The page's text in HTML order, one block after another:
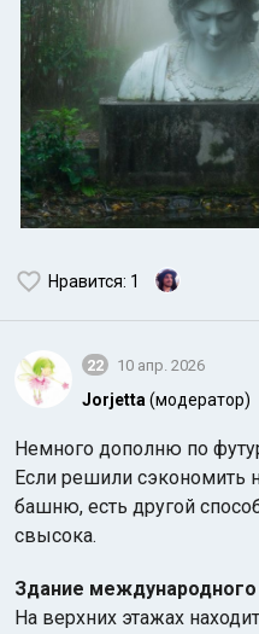
Нравится: 1
22 10 апр. 2026
Jorjetta(модератор)
Немного дополню по
Если решили сэкономить
башню, есть другой
свысока.
Здание
На верхних этажах